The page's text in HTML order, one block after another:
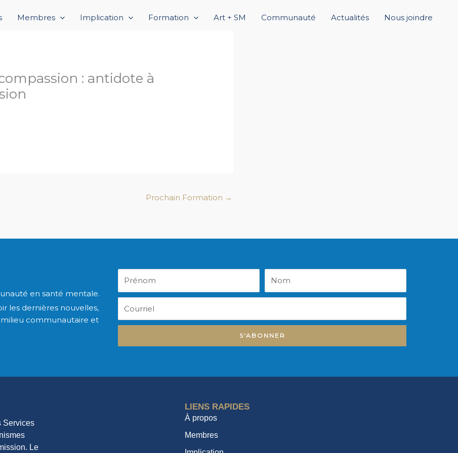
Membres Implication Formation Art + SM Communauté Actualités Nous joindre
: antidote à
Prochain Formation →
en santé mentale.
les dernières nouvelles,
communautaire et
S'ABONNER
Services
Le
LIENS RAPIDES
À propos
Membres